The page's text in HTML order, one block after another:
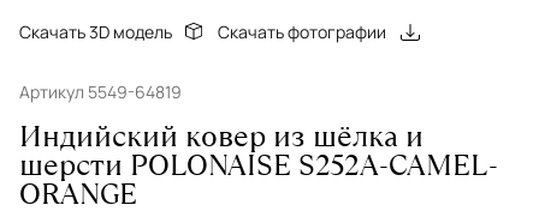
Скачать 3D модель Скачать фотографии
Артикул 5549-64819
Индийский ковер из шёлка и
шерсти POLONAISE S252A-CAMEL-
ORANGE